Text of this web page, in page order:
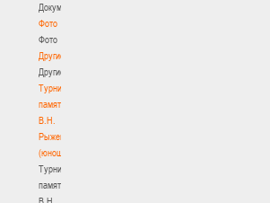
Документы
Фото
Фото
Другие
Другие
Турнир
памяти
В.Н.
Рыженкова
(юноши)
Турнир
памяти
В.Н.